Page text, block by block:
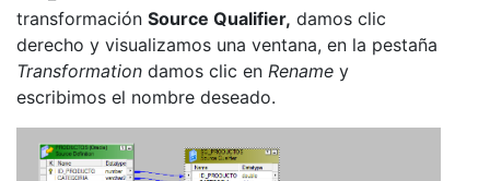
transformación Source Qualifier, damos clic
derecho y visualizamos una ventana, en la pestaña
Transformation damos clic en Rename y
escribimos el nombre deseado.